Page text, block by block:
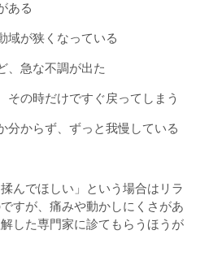
ある
域が狭くなっている
、急な不調が出た
その時だけですぐ戻ってしまう
分からず、ずっと我慢している
んでほしい」という場合はリラ
すが、痛みや動かしにくさがあ
した専門家に診てもらうほうが